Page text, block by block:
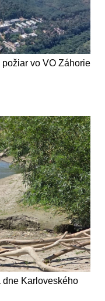
vo VO Záhorie
Karloveského